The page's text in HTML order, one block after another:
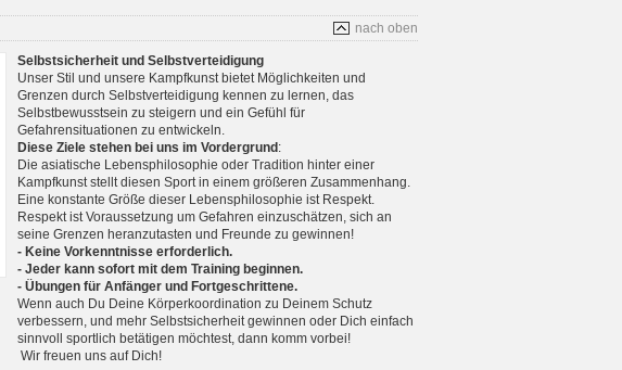
nach oben
Selbstsicherheit und Selbstverteidigung
Unser Stil und unsere Kampfkunst bietet Möglichkeiten und
Grenzen durch Selbstverteidigung kennen zu lernen, das
Selbstbewusstsein zu steigern und ein Gefühl für
Gefahrensituationen zu entwickeln.
Diese Ziele stehen bei uns im Vordergrund :
Die asiatische Lebensphilosophie oder Tradition hinter einer
Kampfkunst stellt diesen Sport in einem größeren Zusammenhang.
Eine konstante Größe dieser Lebensphilosophie ist Respekt.
Respekt ist Voraussetzung um Gefahren einzuschätzen, sich an
seine Grenzen heranzutasten und Freunde zu gewinnen!
- Keine Vorkenntnisse erforderlich.
- Jeder kann sofort mit dem Training beginnen.
- Übungen für Anfänger und Fortgeschrittene.
Wenn auch Du Deine Körperkoordination zu Deinem Schutz
verbessern, und mehr Selbstsicherheit gewinnen oder Dich einfach
sinnvoll sportlich betätigen möchtest, dann komm vorbei!
Wir freuen uns auf Dich!